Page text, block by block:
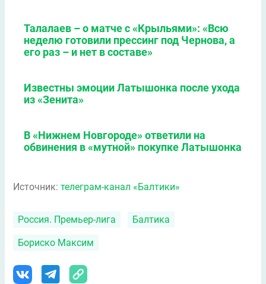
Талалаев – о матче с «Крыльями»: «Всю
неделю готовили прессинг под Чернова, а
его раз – и нет в составе»
Известны эмоции Латышонка после ухода
из «Зенита»
В «Нижнем Новгороде» ответили на
обвинения в «мутной» покупке Латышонка
Источник: телеграм-канал «Балтики»
Россия. Премьер-лига Балтика
Бориско Максим